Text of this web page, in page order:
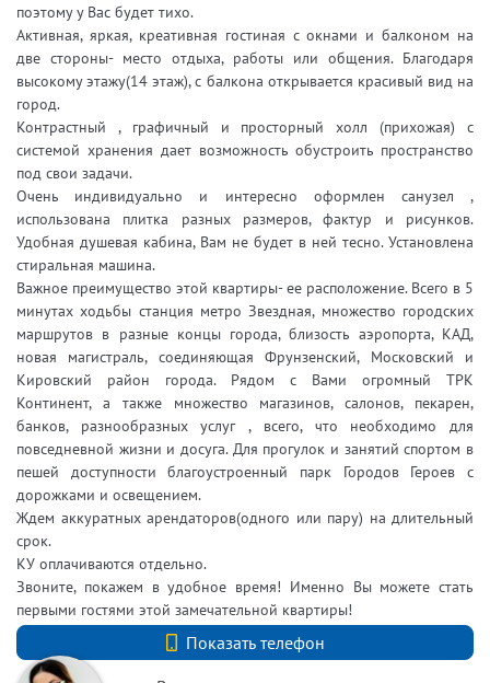
поэтому у Вас будет тихо.
Активная, яркая, креативная гостиная с окнами и балконом на
две стороны- место отдыха, работы или общения. Благодаря
высокому этажу(14 этаж), с балкона открывается красивый вид на
город.
Контрастный , графичный и просторный холл (прихожая) с
системой хранения дает возможность обустроить пространство
под свои задачи.
Очень индивидуально и интересно оформлен санузел ,
использована плитка разных размеров, фактур и рисунков.
Удобная душевая кабина, Вам не будет в ней тесно. Установлена
стиральная машина.
Важное преимущество этой квартиры- ее расположение. Всего в 5
минутах ходьбы станция метро Звездная, множество городских
маршрутов в разные концы города, близость аэропорта, КАД,
новая магистраль, соединяющая Фрунзенский, Московский и
Кировский район города. Рядом с Вами огромный ТРК
Континент, а также множество магазинов, салонов, пекарен,
банков, разнообразных услуг , всего, что необходимо для
повседневной жизни и досуга. Для прогулок и занятий спортом в
пешей доступности благоустроенный парк Городов Героев с
дорожками и освещением.
Ждем аккуратных арендаторов(одного или пару) на длительный
срок.
КУ оплачиваются отдельно.
Звоните, покажем в удобное время! Именно Вы можете стать
первыми гостями этой замечательной квартиры!
Показать телефон
+7 (812) 740-70-40